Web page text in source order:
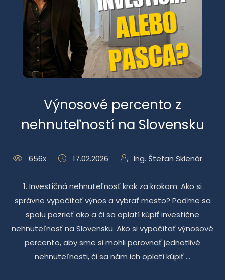
Výnosové percento z
nehnuteľností na Slovensku
656x 17.02.2026 Ing. Štefan Sklenár
1. Investičná nehnuteľnosť krok za krokom: Ako si
správne vypočítať výnos a vybrať mesto? Poďme sa
spolu pozrieť ako a či sa oplatí kúpiť investične
nehnuteľnosť na Slovensku. Ako si vypočítať výnosové
percento, aby sme si mohli porovnať jednotlivé
nehnuteľnosti, či sa nám ich oplatí kúpiť ...